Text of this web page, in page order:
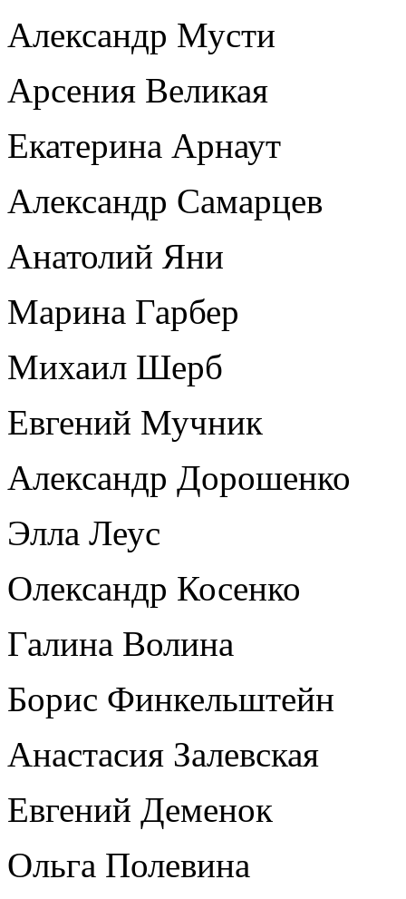
Александр Мусти
Арсения Великая
Екатерина Арнаут
Александр Самарцев
Анатолий Яни
Марина Гарбер
Михаил Шерб
Евгений Мучник
Александр Дорошенко
Элла Леус
Олександр Косенко
Галина Волина
Борис Финкельштейн
Анастасия Залевская
Евгений Деменок
Ольга Полевина